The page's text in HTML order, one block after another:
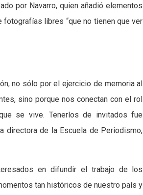
por Navarro, quien añadió elementos
libres “que no tienen que ver
no sólo por el ejercicio de memoria al
sino porque nos conectan con el rol
se vive. Tenerlos de invitados fue
directora de la Escuela de Periodismo,
en difundir el trabajo de los
tan históricos de nuestro país y